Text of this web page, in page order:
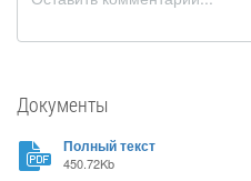
Документы
Полный текст
450.72Kb